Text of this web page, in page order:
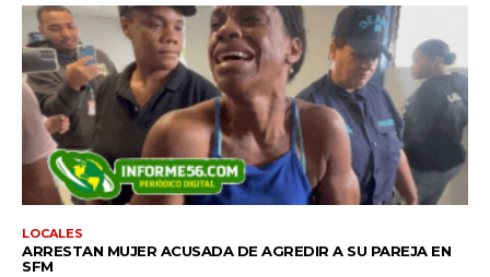
LOCALES
ARRESTAN MUJER ACUSADA DE AGREDIR A SU PAREJA EN
SFM